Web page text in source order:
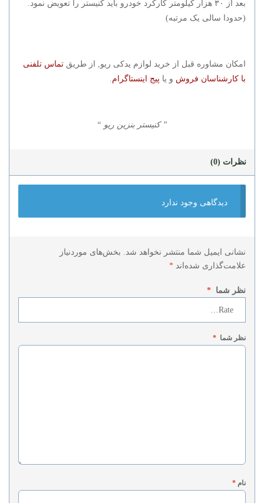
بعد از ۳۰ هزار کیلومتر کارکرد خودرو باید کنیستر را تعویض نمود.
(حدودا سالی یک مرتبه)
امکان مشاوره قبل از خرید لوازم یدکی ریو, از طریق تماس تلفنی
با کارشناسان فروش و یا پیج اینستاگرام.
” کنیستر بنزین ریو “
نظرات (0)
دیدگاهی وجود ندارد
نشانی ایمیل شما منتشر نخواهد شد.
بخش‌های موردنیاز
علامت‌گذاری شده‌اند *
نظر شما *
نظر شما *
نام *